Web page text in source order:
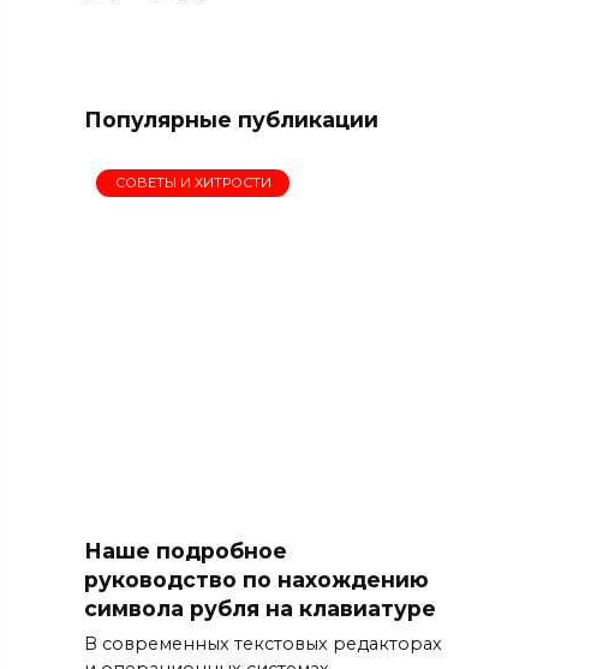
Популярные публикации
СОВЕТЫ И ХИТРОСТИ
Наше подробное
руководство по нахождению
символа рубля на клавиатуре
В современных текстовых редакторах